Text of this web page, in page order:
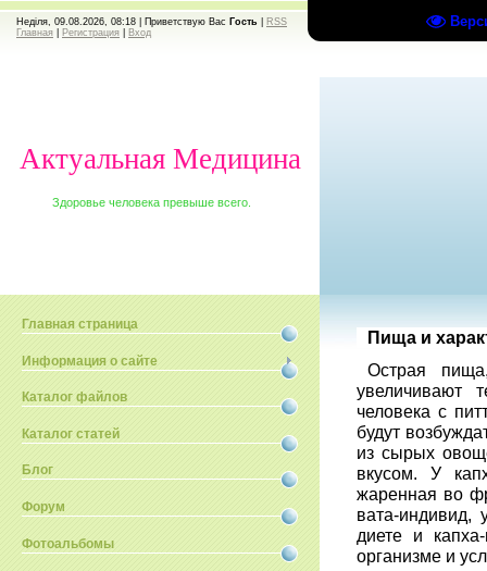
Неділя, 09.08.2026, 08:18 | Приветствую Вас Гость
RSS
Главная
Регистрация Вход
Актуальная Медицина
Здоровье человека превыше всего.
Главная страница
Информация о сайте
Каталог файлов
Каталог статей
Блог
Форум
Фотоальбомы
Пища и
Острая
увеличивают
человека с
будут
из сырых
вкусом. У
жаренная во
вата-индивид,
диете и
организме и